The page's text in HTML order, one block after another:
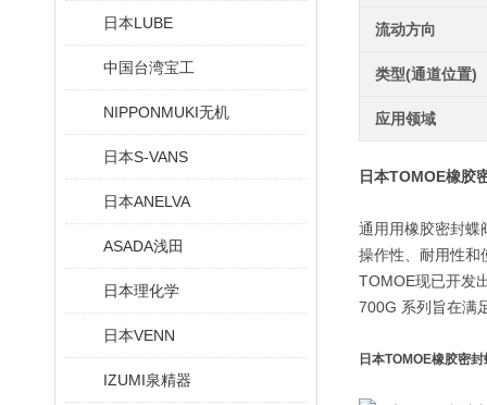
日本LUBE
中国台湾宝工
NIPPONMUKI无机
日本S-VANS
日本ANELVA
ASADA浅田
日本理化学
日本VENN
IZUMI泉精器
流动方向
类型(通道位置)
应用领域
日本TOMOE橡胶
通用用橡胶密封蝶
操作性、耐用性和
TOMOE现已开发
700G 系列旨在满
日本TOMOE橡胶密